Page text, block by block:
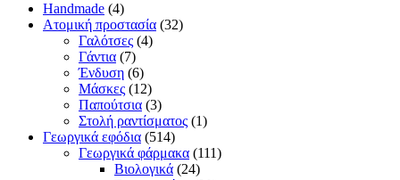
Handmade (4)
Ατομική προστασία (32)
Γαλότσες (4)
Γάντια (7)
Ένδυση (6)
Μάσκες (12)
Παπούτσια (3)
Στολή ραντίσματος (1)
Γεωργικά εφόδια (514)
Γεωργικά φάρμακα (111)
Βιολογικά (24)